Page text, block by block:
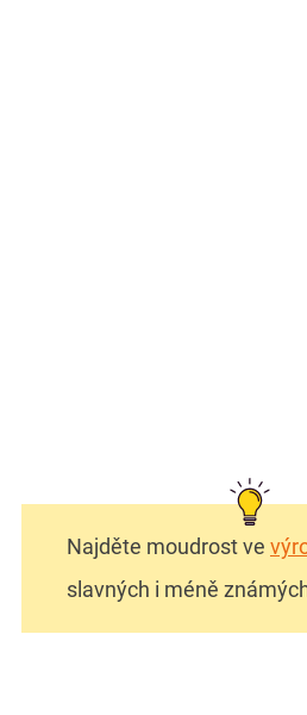
Najděte moudrost ve
slavných i méně